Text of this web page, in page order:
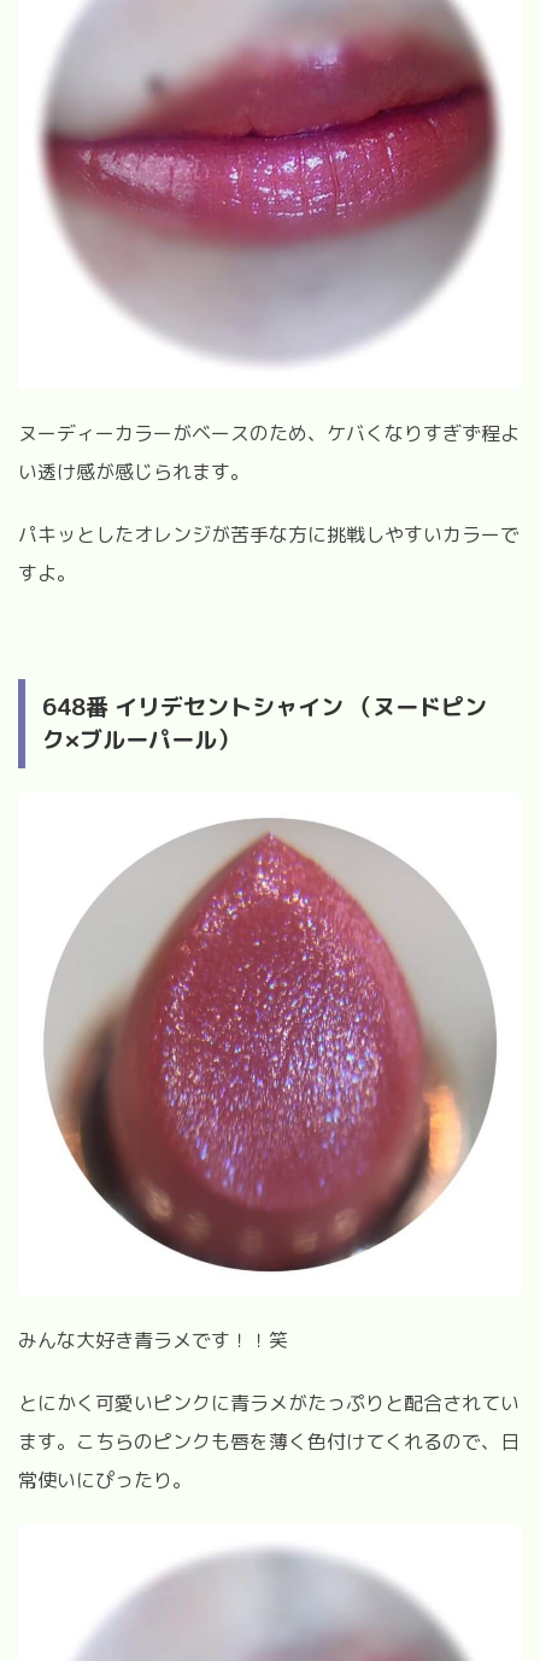
ヌーディーカラーがベースのため、ケバくなりすぎず程よ
い透け感が感じられます。
パキッとしたオレンジが苦手な方に挑戦しやすいカラーで
すよ。
648番 イリデセントシャイン （ヌードピン
ク×ブルーパール）
みんな大好き青ラメです！！笑
とにかく可愛いピンクに青ラメがたっぷりと配合されてい
ます。こちらのピンクも唇を薄く色付けてくれるので、日
常使いにぴったり。